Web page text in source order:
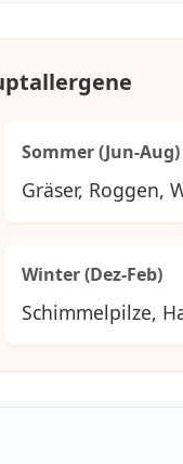
Sommer (Jun-Aug)
Gräser, Roggen,
Winter (Dez-Feb)
Schimmelpilze,